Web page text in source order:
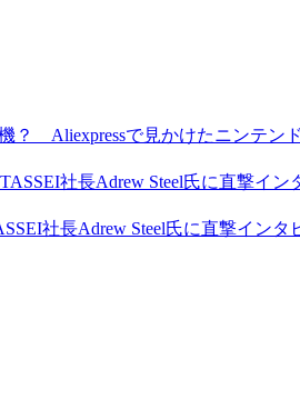
？ Aliexpressで見かけたニンテン
社長Adrew Steel氏に直撃インタ